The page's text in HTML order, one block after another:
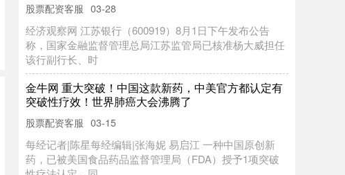
杠杆配资 06-09
这张老照片里，定格的是张雪峰老师与妻子李丽婧多年前
的美好时光。 镜头前，两人并肩而立，对着镜头笑得格外
开心。那时的张雪峰